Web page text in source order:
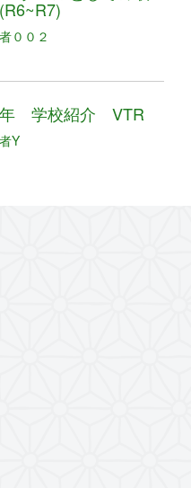
００２
年 学校紹介 VTR
Y